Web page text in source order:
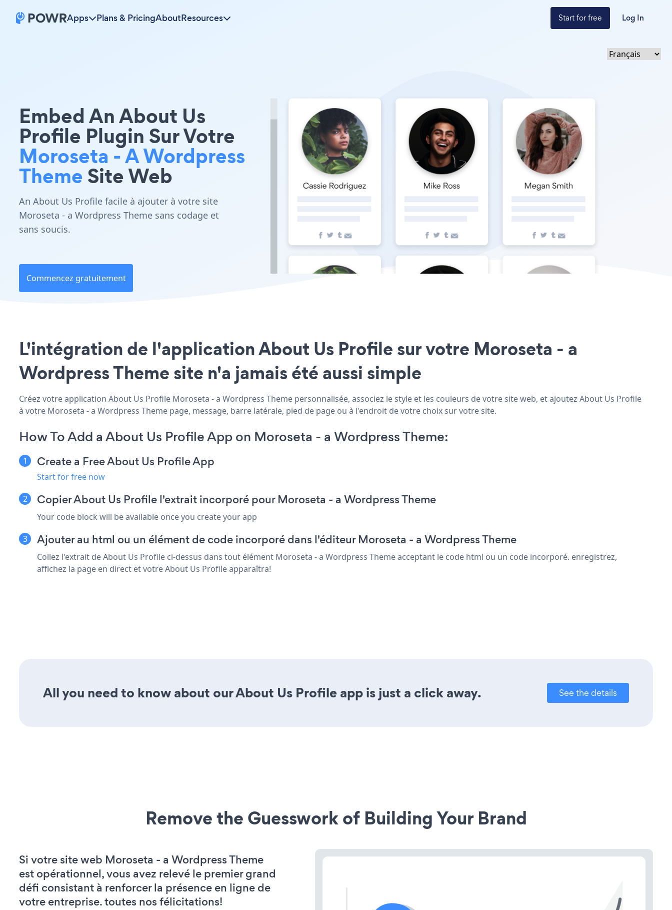
Apps Plans & PricingAboutResources Start for free Log In
Embed An About Us
Profile Plugin Sur Votre
Moroseta - A Wordpress
ThemeSite Web
An About Us Profile facile à ajouter à votre site
Moroseta - a Wordpress Theme sans codage et
sans soucis.
Commencez gratuitement
L'intégration de l'application About Us Profile sur votre Moroseta - a
Wordpress Theme site n'a jamais été aussi simple
Créez votre application About Us Profile Moroseta - a Wordpress Theme personnalisée, associez le style et les couleurs de votre site web, et ajoutez About Us Profile
à votre Moroseta - a Wordpress Theme page, message, barre latérale, pied de page ou à l'endroit de votre choix sur votre site.
How To Add a About Us Profile App on Moroseta - a Wordpress Theme:
Create a Free About Us Profile App
Start for free now
Copier About Us Profile l'extrait incorporé pour Moroseta - a Wordpress Theme
Your code block will be available once you create your app
Ajouter au html ou un élément de code incorporé dans l'éditeur Moroseta - a Wordpress Theme
Collez l'extrait de About Us Profile ci-dessus dans tout élément Moroseta - a Wordpress Theme acceptant le code html ou un code incorporé. enregistrez,
affichez la page en direct et votre About Us Profile apparaîtra!
All you need to know about our About Us Profile app is just a click away. See the details
Remove the Guesswork of Building Your Brand
Si votre site web Moroseta - a Wordpress Theme
est opérationnel, vous avez relevé le premier grand
défi consistant à renforcer la présence en ligne de
votre entreprise. toutes nos félicitations!